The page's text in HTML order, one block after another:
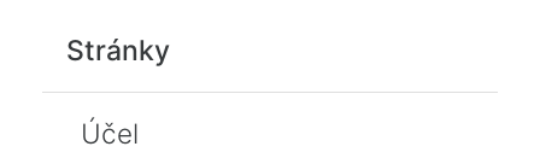
Stránky
Účel